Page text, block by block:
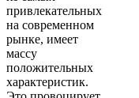
привлекательных
на современном
рынке, имеет
массу
положительных
характеристик.